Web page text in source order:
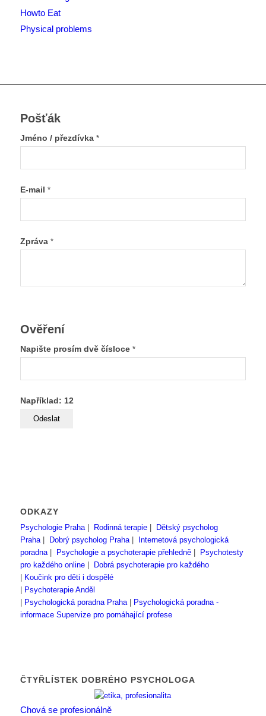
Howto Eat
Physical problems
Pošťák
Jméno / přezdívka *
E-mail *
Zpráva *
Ověření
Napište prosím dvě čísloce *
Například: 12
ODKAZY
Psychologie Praha| Rodinná terapie|
Dětský psycholog
Praha| Dobrý psycholog Praha|
Internetová psychologická
poradna| Psychologie a psychoterapie přehledně|
Psychotesty
pro každého online|
Dobrá psychoterapie pro každého
Koučink pro děti i dospělé
Psychoterapie Anděl
Psychologická poradna Praha|
Psychologická poradna -
informace Supervize pro pomáhající profese
ČTYŘLÍSTEK DOBRÉHO PSYCHOLOGA
Chová se profesionálně